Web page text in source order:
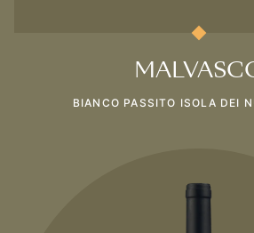
BIANCO PASSITO ISOLA DEI